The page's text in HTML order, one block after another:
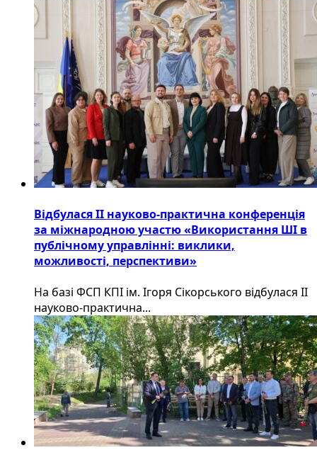
Відбулася ІІ науково-практична конференція
за міжнародною участю «Використання ШІ в
публічному управлінні: виклики,
можливості, перспективи»
На базі ФСП КПІ ім. Ігоря Сікорського відбулася ІІ
науково-практична...